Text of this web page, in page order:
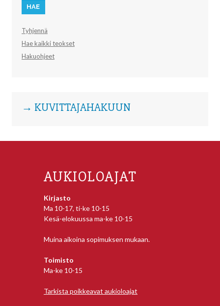
Tyhjennä
Hae kaikki teokset
Hakuohjeet
→ KUVITTAJAHAKUUN
AUKIOLOAJAT
Kirjasto
Ma 10-17, ti-ke 10-15
Kesä-elokuussa ma-ke 10-15
Muina aikoina sopimuksen mukaan.
Toimisto
Ma-ke 10-15
Tarkista poikkeavat aukioloajat